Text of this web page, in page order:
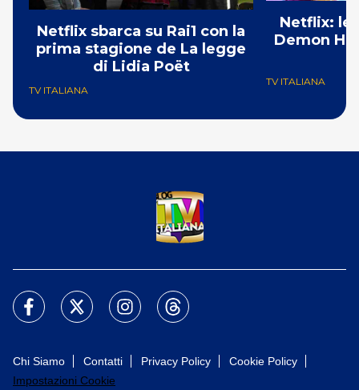
Netflix sbarca su Rai1 con la
prima stagione de La legge
di Lidia Poët
TV ITALIANA
Netflix: le
Demon
TV ITALIANA
Chi Siamo Contatti Privacy Policy
Cookie Policy
Impostazioni Cookie